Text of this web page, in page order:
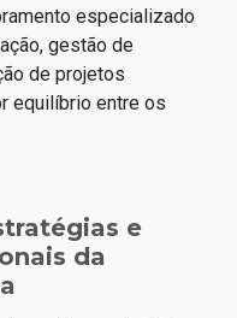
especializado
gestão de
de projetos
equilíbrio entre os
e
da